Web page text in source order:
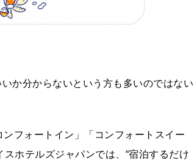
か分からないという方も多いのではない
フォートイン」「コンフォートスイー
ホテルズジャパンでは、“宿泊するだけ